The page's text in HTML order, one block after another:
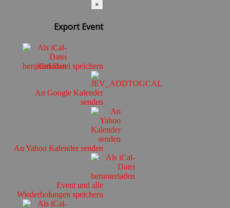
×
Export Event
iCal-Datei speichern
An Google Kalender
senden
An Yahoo Kalender senden
Event und alle
Wiederholungen speichern